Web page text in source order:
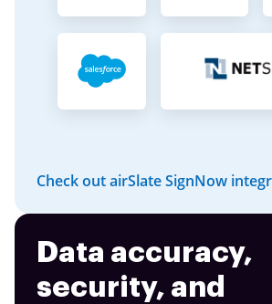
Check out airSlate SignNow
Data accuracy,
security, and